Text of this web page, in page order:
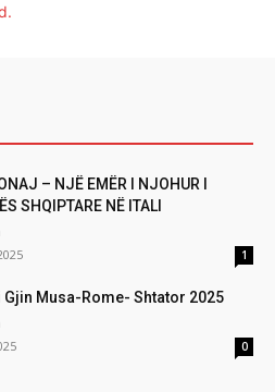
– NJË EMËR I NJOHUR I
SHQIPTARE NË ITALI
1
Musa-Rome- Shtator 2025
0